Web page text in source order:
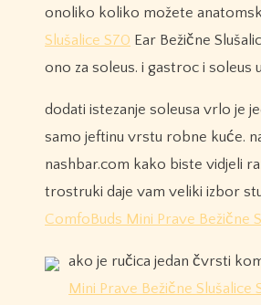
onoliko koliko možete
Slušalice S70 Ear Bežične
ono za soleus. i gastroc i soleus
dodati istezanje soleusa vrlo je
samo jeftinu vrstu robne kuće.
nashbar.com kako biste vidjeli
trostruki daje vam veliki izbor
ComfoBuds Mini Prave Bežične
ako je ručica jedan čvrsti
Mini Prave Bežične Slušalice